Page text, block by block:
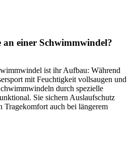
an einer Schwimmwindel?
ist ihr Aufbau: Während
mit Feuchtigkeit vollsaugen und
durch spezielle
Sie sichern Auslaufschutz
Tragekomfort auch bei längerem